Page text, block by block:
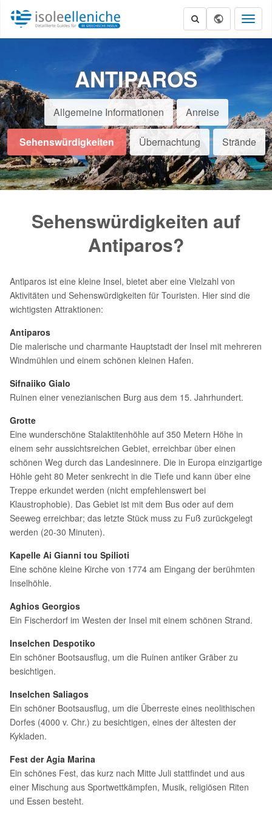
ANTIPAROS
Allgemeine Informationen Anreise
Sehenswürdigkeiten Übernachtung Strände
Sehenswürdigkeiten auf
Antiparos?
Antiparos ist eine kleine Insel, bietet aber eine Vielzahl von
Aktivitäten und Sehenswürdigkeiten für Touristen. Hier sind die
wichtigsten Attraktionen:
Antiparos
Die malerische und charmante Hauptstadt der Insel mit mehreren
Windmühlen und einem schönen kleinen Hafen.
Sifnaiiko Gialo
Ruinen einer venezianischen Burg aus dem 15. Jahrhundert.
Grotte
Eine wunderschöne Stalaktitenhöhle auf 350 Metern Höhe in
einem sehr aussichtsreichen Gebiet, erreichbar über einen
schönen Weg durch das Landesinnere. Die in Europa einzigartige
Höhle geht 80 Meter senkrecht in die Tiefe und kann über eine
Treppe erkundet werden (nicht empfehlenswert bei
Klaustrophobie). Das Gebiet ist mit dem Bus oder auf dem
Seeweg erreichbar; das letzte Stück muss zu Fuß zurückgelegt
werden (20-30 Minuten).
Kapelle Ai Gianni tou Spilioti
Eine schöne kleine Kirche von 1774 am Eingang der berühmten
Inselhöhle.
Aghios Georgios
Ein Fischerdorf im Westen der Insel mit einem schönen Strand.
Inselchen Despotiko
Ein schöner Bootsausflug, um die Ruinen antiker Gräber zu
besichtigen.
Inselchen Saliagos
Ein schöner Bootsausflug, um die Überreste eines neolithischen
Dorfes (4000 v. Chr.) zu besichtigen, eines der ältesten der
Kykladen.
Fest der Agia Marina
Ein schönes Fest, das kurz nach Mitte Juli stattfindet und aus
einer Mischung aus Sportwettkämpfen, Musik, religiösen Riten
und Essen besteht.